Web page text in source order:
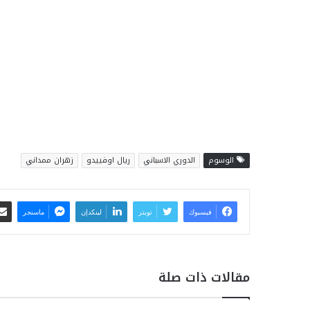
الوسوم الدوري الاسباني ريال اوفييدو زهران ممداني
فيسبوك تويتر لينكدإن ماسنجر
مقالات ذات صلة